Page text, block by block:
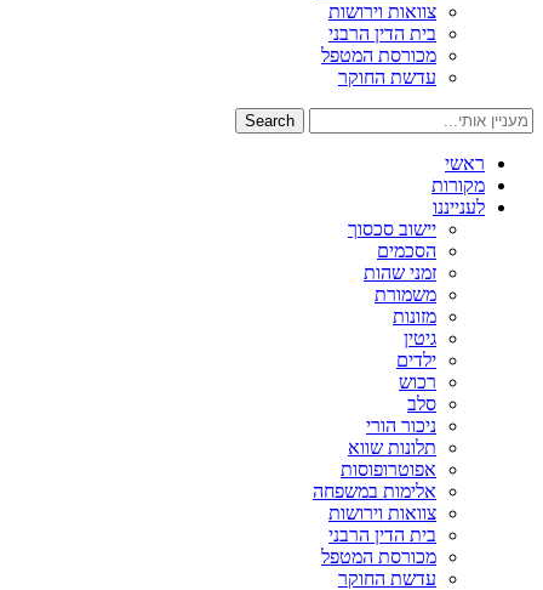
צוואות וירושות
בית הדין הרבני
מכורסת המטפל
עדשת החוקר
Search
ראשי
מקורות
לענייננו
יישוב סכסוך
הסכמים
זמני שהות
משמורת
מזונות
גיטין
ילדים
רכוש
סלב
ניכור הורי
תלונות שווא
אפוטרופוסות
אלימות במשפחה
צוואות וירושות
בית הדין הרבני
מכורסת המטפל
עדשת החוקר